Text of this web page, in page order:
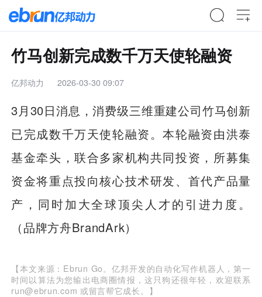
竹马创新完成数千万天使轮融资
亿邦动力 2026-03-30 09:07
3月30日消息，消费级三维重建公司竹马创新
已完成数千万天使轮融资。本轮融资由洪泰
基金牵头，联合多家机构共同投资，所募集
资金将重点投向核心技术研发、首代产品量
产，同时加大全球顶尖人才的引进力度。
（品牌方舟BrandArk）
【本文来源：Ebrun Go。亿邦开发的自动化写作机器人，第一
时间以算法为您输出电商圈情报，这只狗还很年轻，欢迎联系
run@ebrun.com 或留言帮它成长。】